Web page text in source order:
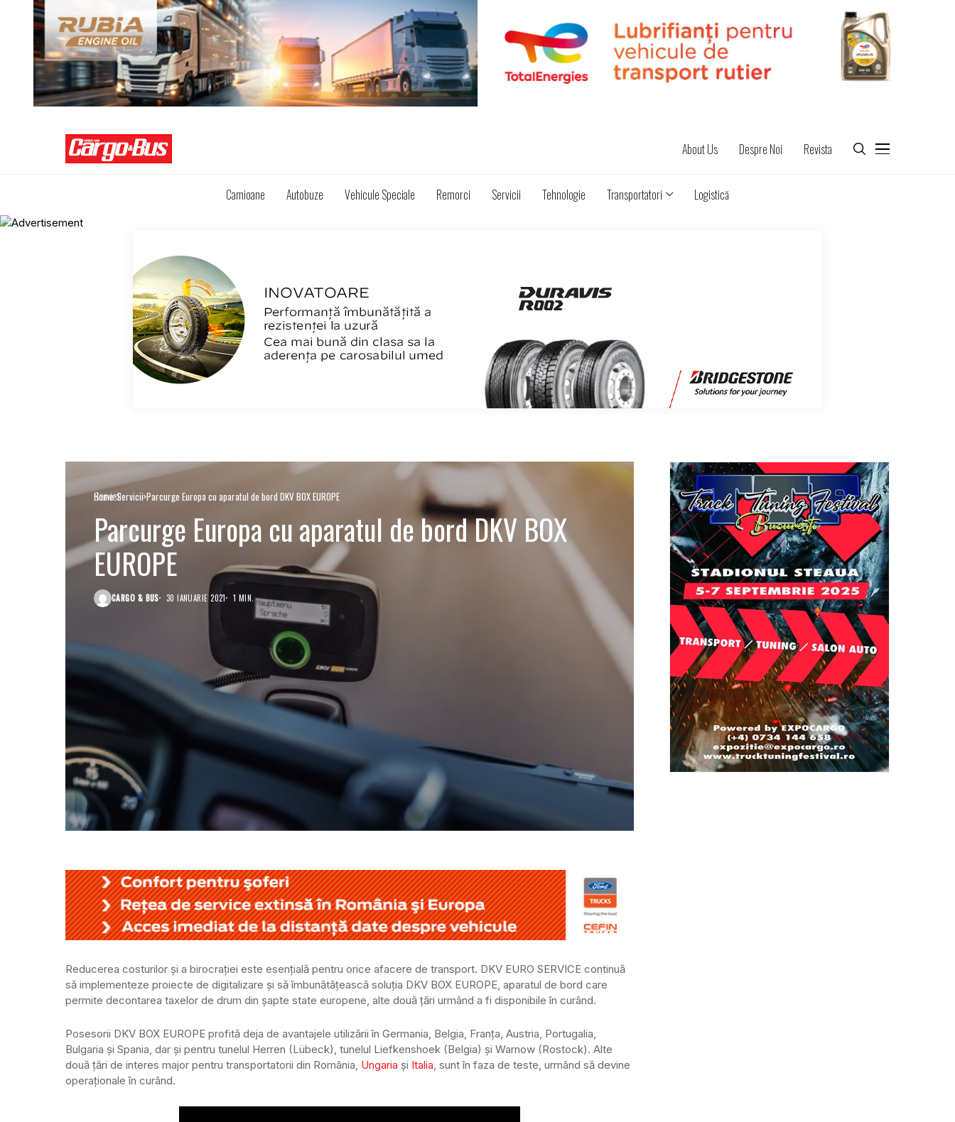
About Us Despre Noi Revista
Camioane Autobuze Vehicule Speciale Remorci Servicii Tehnologie Transportatori Logistică
Home Servicii Parcurge Europa cu aparatul de bord DKV BOX EUROPE
Servicii
Parcurge Europa cu aparatul de bord DKV BOX
EUROPE
CARGO & BUS 30 IANUARIE 2021 1 MIN.
Reducerea costurilor și a birocrației este esențială pentru orice afacere de transport. DKV EURO SERVICE continuă
să implementeze proiecte de digitalizare și să îmbunătățească soluția DKV BOX EUROPE, aparatul de bord care
permite decontarea taxelor de drum din șapte state europene, alte două țări urmând a fi disponibile în curând.
Posesorii DKV BOX EUROPE profită deja de avantajele utilizării în Germania, Belgia, Franța, Austria, Portugalia,
Bulgaria și Spania, dar și pentru tunelul Herren (Lübeck), tunelul Liefkenshoek (Belgia) și Warnow (Rostock). Alte
două țări de interes major pentru transportatorii din România, Ungaria și Italia , sunt în faza de teste, urmând să devine
operaționale în curând.